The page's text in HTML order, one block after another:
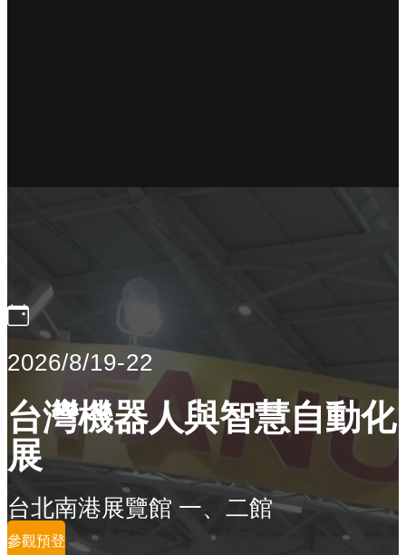
2026/8/19-22
台灣機器人與智慧自動化
展
台北南港展覽館 一、二館
參觀預登